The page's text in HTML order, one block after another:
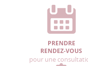
PRENDRE
RENDEZ-VOUS
pour une